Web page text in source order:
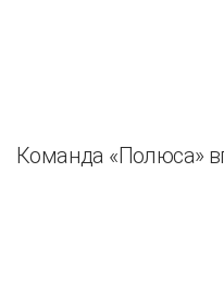
Команда «Полюса»